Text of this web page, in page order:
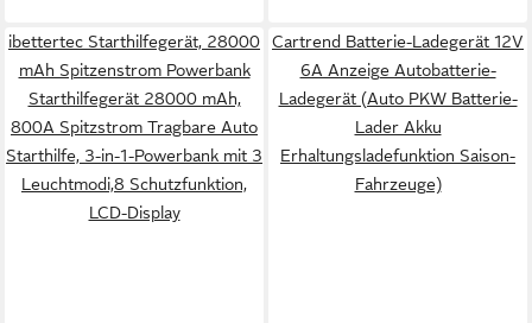
ibettertec Starthilfegerät, 28000
mAh Spitzenstrom Powerbank
Starthilfegerät 28000 mAh,
800A Spitzstrom Tragbare Auto
Starthilfe, 3-in-1-Powerbank mit 3
Leuchtmodi,8 Schutzfunktion,
LCD-Display
Cartrend Batterie-Ladegerät 12V
6A Anzeige Autobatterie-
Ladegerät (Auto PKW Batterie-
Lader Akku
Erhaltungsladefunktion Saison-
Fahrzeuge)